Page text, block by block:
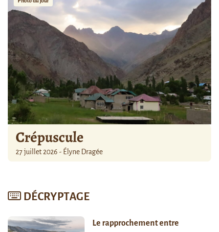
Crépuscule
27 juillet 2026 - Élyne Dragée
DÉCRYPTAGE
Le rapprochement entre